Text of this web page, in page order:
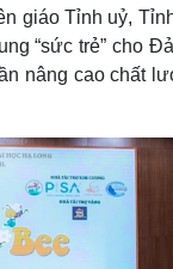
giáo Tỉnh uỷ,
“sức trẻ” cho
nâng cao chất